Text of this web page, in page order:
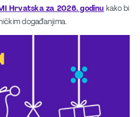
Hrvatska za 2026. godinu kako bi
događanjima.